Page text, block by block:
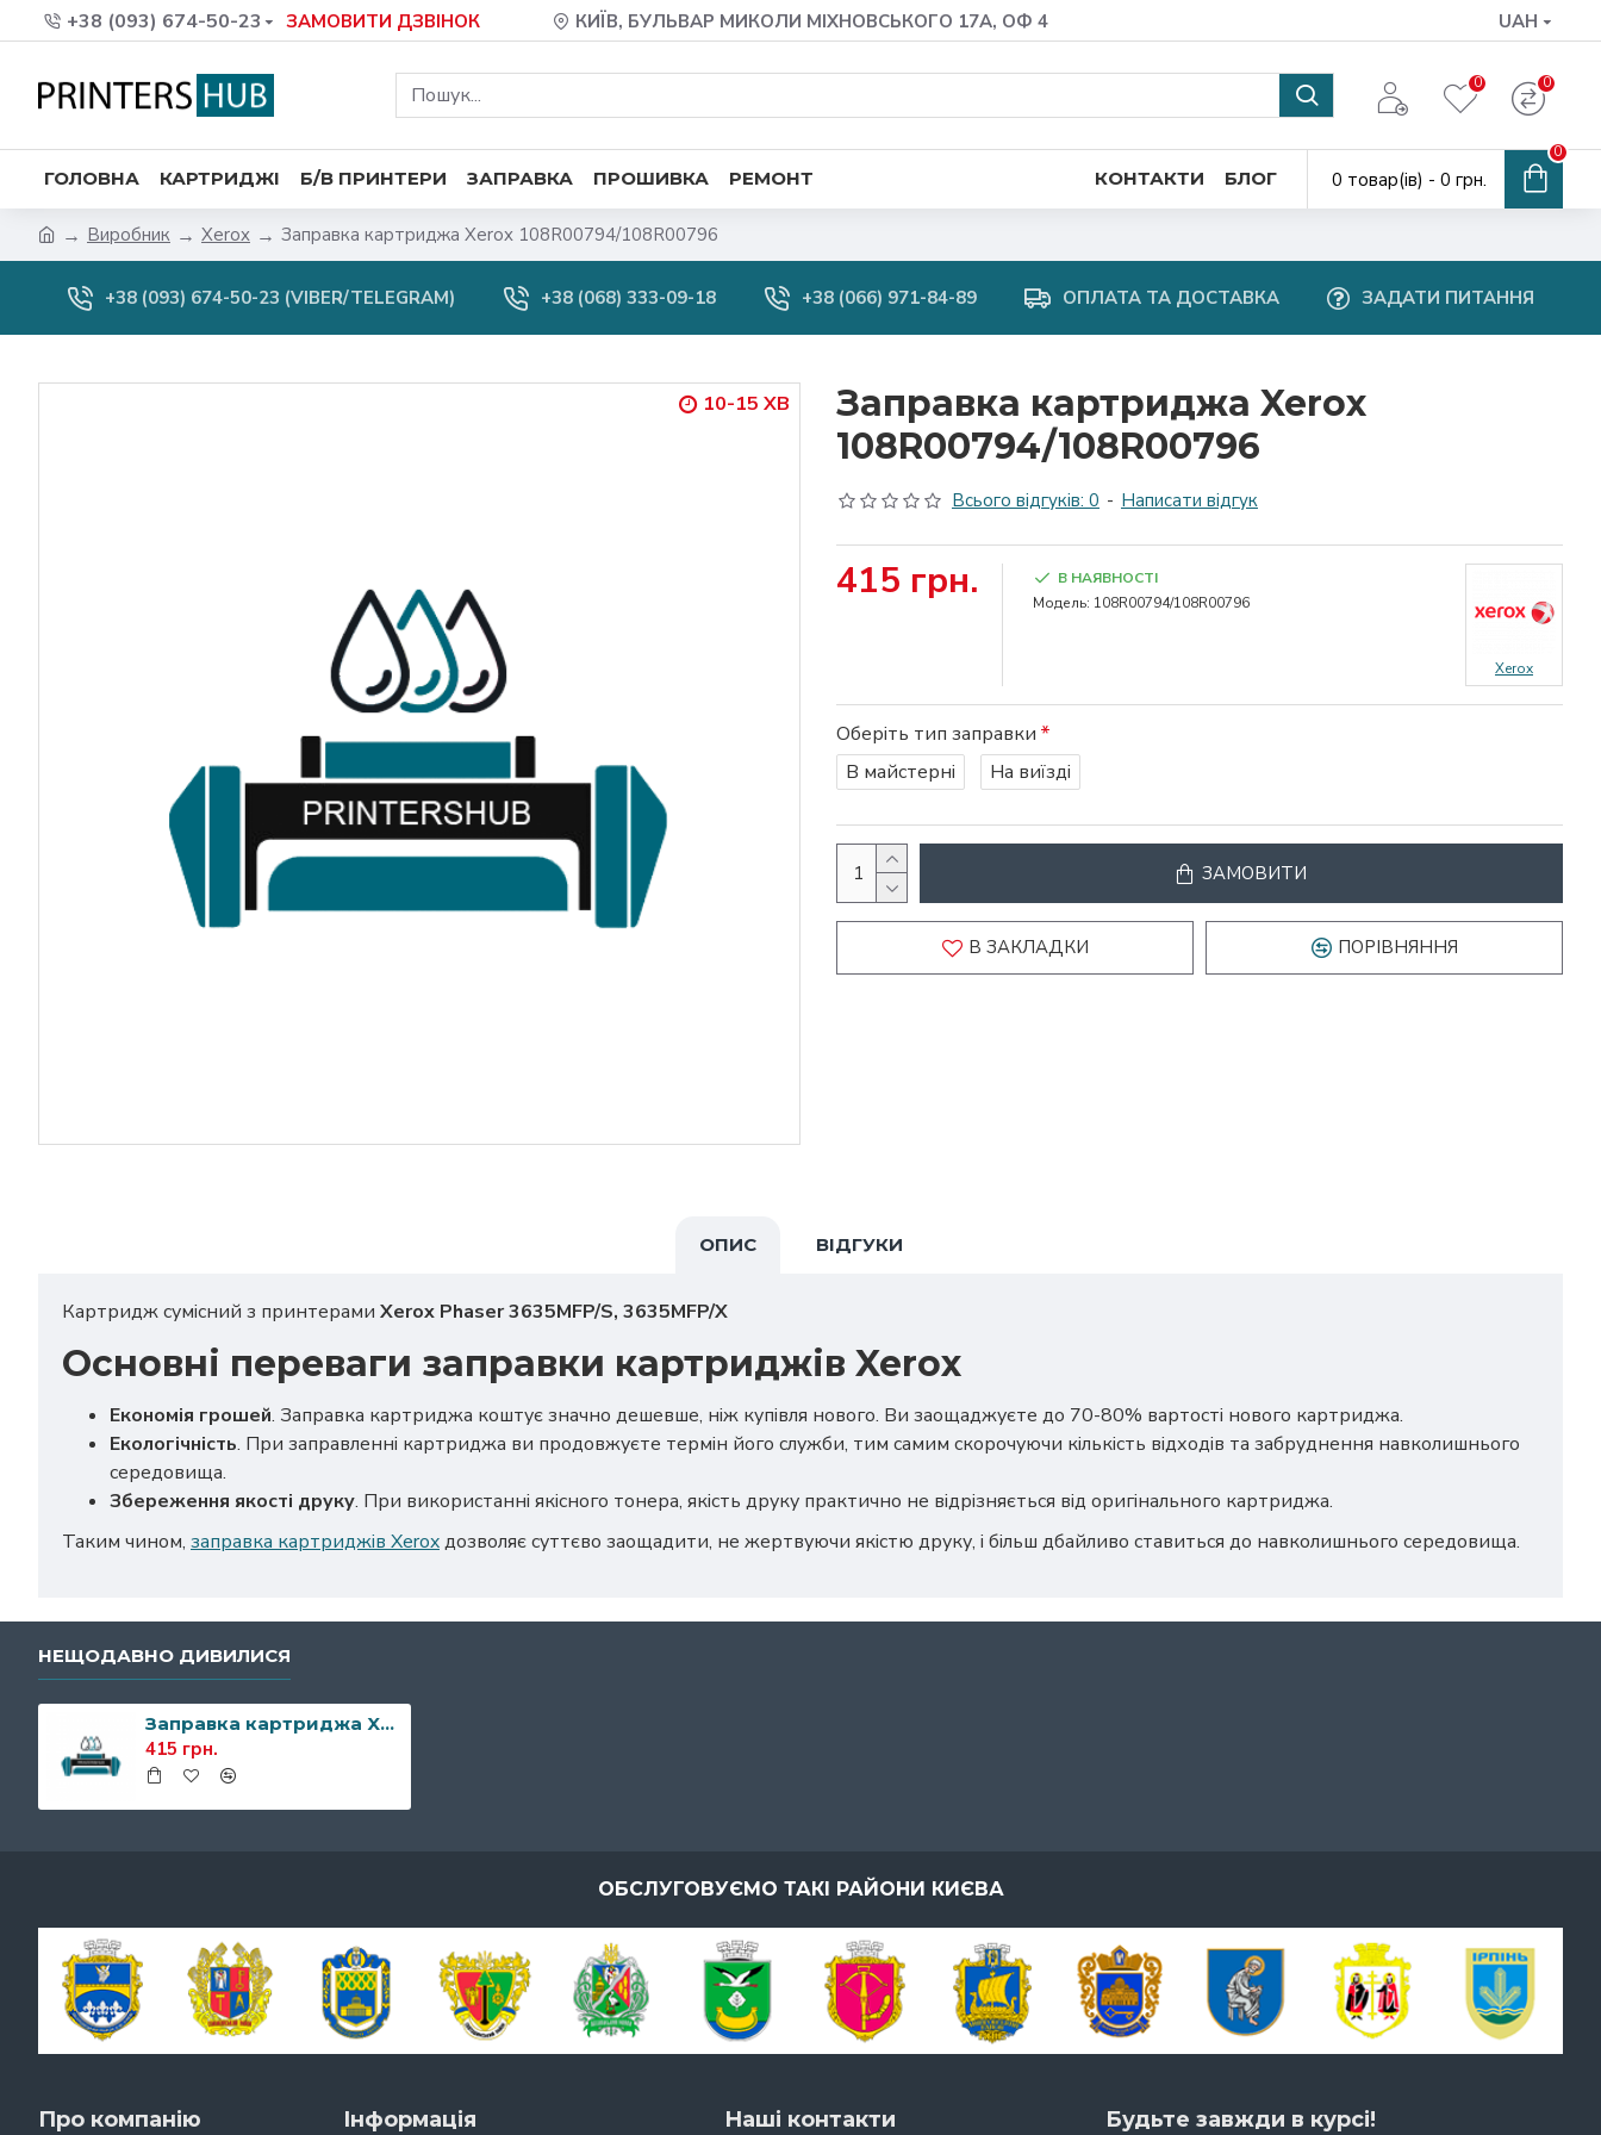
+38 (093) 674-50-23 ЗАМОВИТИ ДЗВІНОК КИЇВ, БУЛЬВАР МИКОЛИ МІХНОВСЬКОГО 17А, ОФ 4 UAH
0 0
ГОЛОВНА КАРТРИДЖІ Б/В ПРИНТЕРИ ЗАПРАВКА ПРОШИВКА РЕМОНТ КОНТАКТИ БЛОГ 0 товар(ів) - 0 грн.
0
Виробник Xerox Заправка картриджа Xerox 108R00794/108R00796
+38 (093) 674-50-23 (VIBER/TELEGRAM) +38 (068) 333-09-18 +38 (066) 971-84-89 ОПЛАТА ТА ДОСТАВКА ЗАДАТИ ПИТАННЯ
10-15 ХВ
Заправка картриджа Xerox
108R00794/108R00796
Всього відгуків: 0 - Написати відгук
415 грн.
В НАЯВНОСТІ
Модель: 108R00794/108R00796
Xerox
Оберіть тип заправки
В майстерні
На виїзді
ЗАМОВИТИ
В ЗАКЛАДКИ ПОРІВНЯННЯ
ОПИС ВІДГУКИ
Картридж сумісний з принтерами Xerox Phaser 3635MFP/S, 3635MFP/X
Основні переваги заправки картриджів Xerox
Економія грошей. Заправка картриджа коштує значно дешевше, ніж купівля нового. Ви заощаджуєте до 70-80% вартості нового картриджа.
Екологічність. При заправленні картриджа ви продовжуєте термін його служби, тим самим скорочуючи кількість відходів та забруднення навколишнього
середовища.
Збереження якості друку. При використанні якісного тонера, якість друку практично не відрізняється від оригінального картриджа.
Таким чином, заправка картриджів Xeroxдозволяє суттєво заощадити, не жертвуючи якістю друку, і більш дбайливо ставиться до навколишнього середовища.
НЕЩОДАВНО ДИВИЛИСЯ
Заправка картриджа Xerox 108R00794/108R00796
415 грн.
ОБСЛУГОВУЄМО ТАКІ РАЙОНИ КИЄВА
Про компанію Інформація Наші контакти Будьте завжди в курсі!